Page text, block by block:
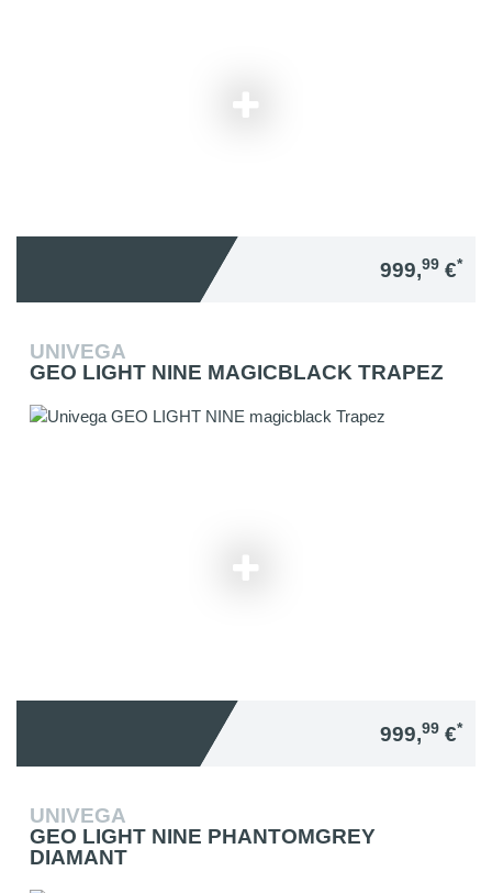
999,99 €*
UNIVEGA
GEO LIGHT NINE MAGICBLACK TRAPEZ
999,99 €*
UNIVEGA
GEO LIGHT NINE PHANTOMGREY
DIAMANT